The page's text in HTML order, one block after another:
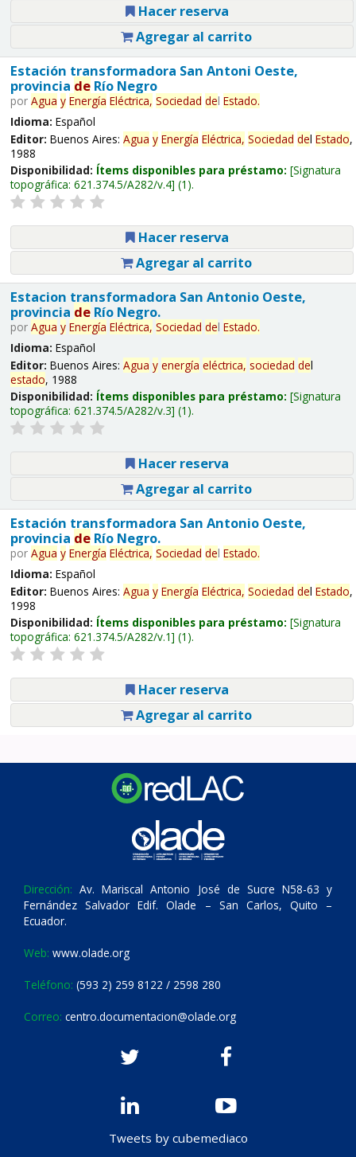
Hacer reserva
Agregar al carrito
Estación transformadora San Antoni Oeste,
provincia deRío Negro
por Agua y Energía Eléctrica, Sociedad del Estado.
Idioma: Español
Editor: Buenos Aires: Agua y Energía Eléctrica, Sociedad del Estado,
1988
Disponibilidad: Ítems disponibles para préstamo: Signatura
topográfica: 621.374.5/A282/v.4 (1).
Hacer reserva
Agregar al carrito
Estacion transformadora San Antonio Oeste,
provincia deRío Negro.
por Agua y Energía Eléctrica, Sociedad del Estado.
Idioma: Español
Editor: Buenos Aires: Agua y energía eléctrica, sociedad del
estado, 1988
Disponibilidad: Ítems disponibles para préstamo: Signatura
topográfica: 621.374.5/A282/v.3 (1).
Hacer reserva
Agregar al carrito
Estación transformadora San Antonio Oeste,
provincia deRío Negro.
por Agua y Energía Eléctrica, Sociedad del Estado.
Idioma: Español
Editor: Buenos Aires: Agua y Energía Eléctrica, Sociedad del Estado,
1998
Disponibilidad: Ítems disponibles para préstamo: Signatura
topográfica: 621.374.5/A282/v.1 (1).
Hacer reserva
Agregar al carrito
Dirección: Av. Mariscal Antonio José de Sucre N58-63 y
Fernández Salvador Edif. Olade – San Carlos, Quito –
Ecuador.
Web: www.olade.org
Teléfono: (593 2) 259 8122 / 2598 280
Correo: centro.documentacion@olade.org
Tweets by cubemediaco